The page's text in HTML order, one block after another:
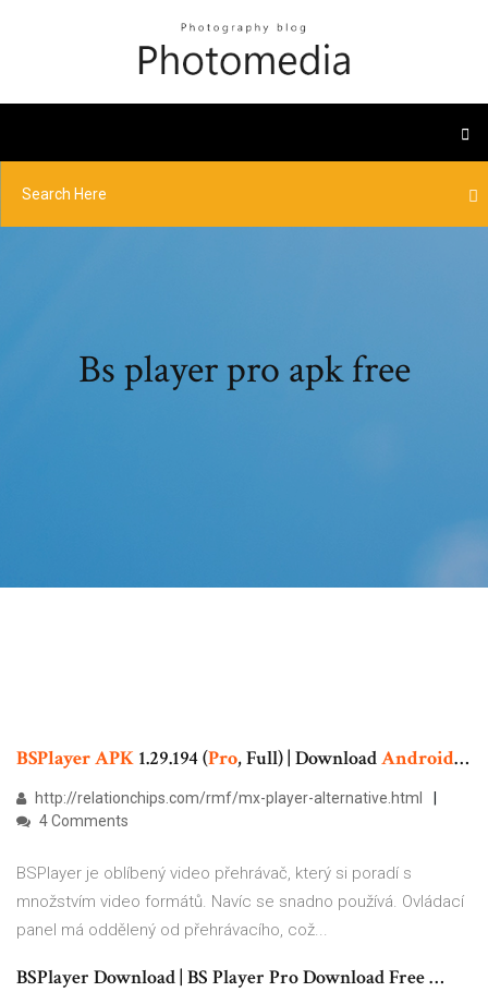
Bs player pro apk free
BSPlayerAPK 1.29.194 (Pro, Full) | DownloadAndroid…
http://relationchips.com/rmf/mx-player-alternative.html
4 Comments
BSPlayer je oblíbený video přehrávač, který si poradí s
množstvím video formátů. Navíc se snadno používá. Ovládací
panel má oddělený od přehrávacího, což...
BSPlayer Download | BS Player Pro Download Free …